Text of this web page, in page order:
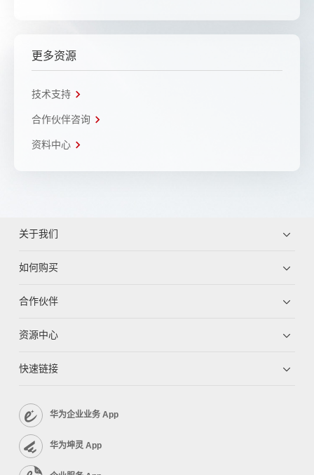
更多资源
技术支持
合作伙伴咨询
资料中心
关于我们
如何购买
合作伙伴
资源中心
快速链接
华为企业业务 App
华为坤灵 App